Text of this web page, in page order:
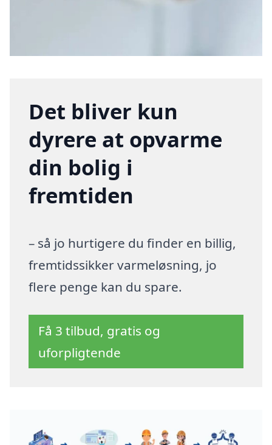
Det bliver kun
dyrere at opvarme
din bolig i
fremtiden
– så jo hurtigere du finder en billig,
fremtidssikker varmeløsning, jo
flere penge kan du spare.
Få 3 tilbud, gratis og
uforpligtende